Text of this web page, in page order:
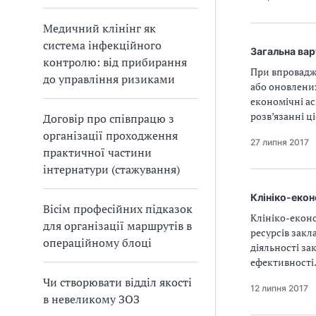
Медичний клінінг як
система інфекційного
контролю: від прибирання
до управління ризиками
Договір про співпрацю з
організації проходження
практичної частини
інтернатури (стажування)
Вісім професійних підказок
для організації маршрутів в
операційному блоці
Чи створювати відділ якості
в невеликому ЗОЗ
Загальна
При
або
економічні
розв’язанні
27 липня 2017
Клініко-­
Клініко-­
ресурсів
діяльності
ефективності.
12 липня 2017